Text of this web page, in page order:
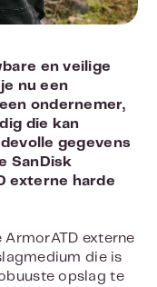
en veilige
nu een
ondernemer,
die kan
gegevens
SanDisk
externe harde
ArmorATD externe
die is
opslag te